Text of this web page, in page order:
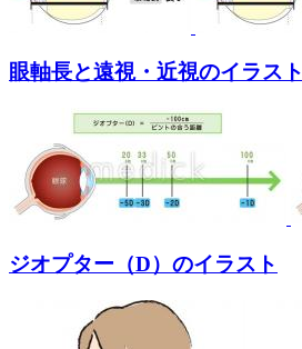
眼軸長と遠視・近視のイラスト
ジオプター（D）のイラスト